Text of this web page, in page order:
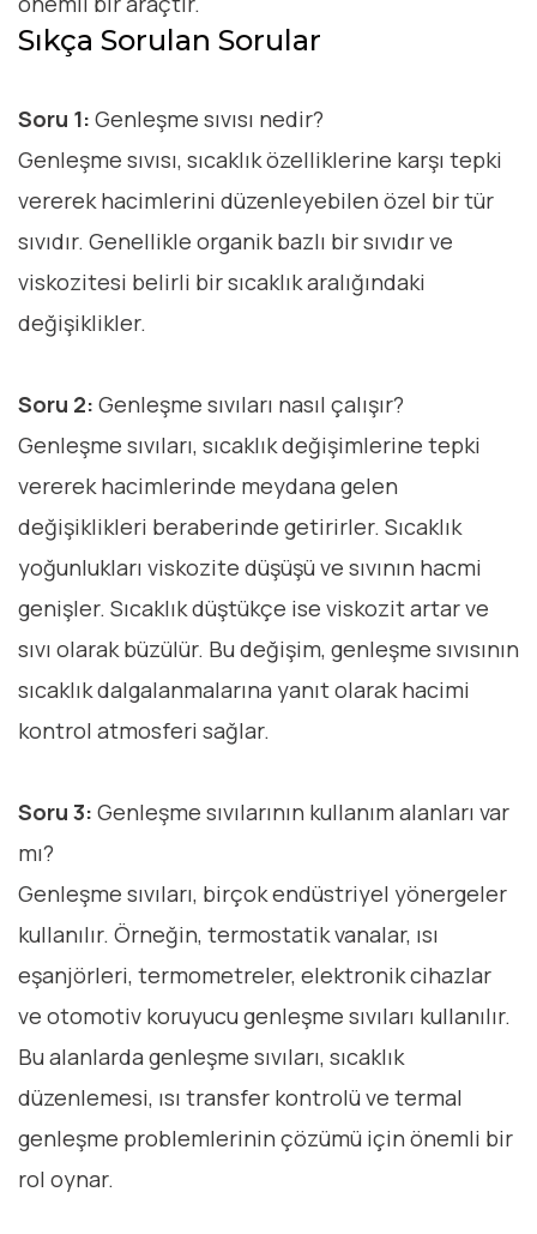
Sıkça Sorulan Sorular
Soru 1: Genleşme sıvısı nedir?
Genleşme sıvısı, sıcaklık özelliklerine karşı tepki
vererek hacimlerini düzenleyebilen özel bir tür
sıvıdır. Genellikle organik bazlı bir sıvıdır ve
viskozitesi belirli bir sıcaklık aralığındaki
değişiklikler.
Soru 2: Genleşme sıvıları nasıl çalışır?
Genleşme sıvıları, sıcaklık değişimlerine tepki
vererek hacimlerinde meydana gelen
değişiklikleri beraberinde getirirler. Sıcaklık
yoğunlukları viskozite düşüşü ve sıvının hacmi
genişler. Sıcaklık düştükçe ise viskozit artar ve
sıvı olarak büzülür. Bu değişim, genleşme sıvısının
sıcaklık dalgalanmalarına yanıt olarak hacimi
kontrol atmosferi sağlar.
Soru 3: Genleşme sıvılarının kullanım alanları var
mı?
Genleşme sıvıları, birçok endüstriyel yönergeler
kullanılır. Örneğin, termostatik vanalar, ısı
eşanjörleri, termometreler, elektronik cihazlar
ve otomotiv koruyucu genleşme sıvıları kullanılır.
Bu alanlarda genleşme sıvıları, sıcaklık
düzenlemesi, ısı transfer kontrolü ve termal
genleşme problemlerinin çözümü için önemli bir
rol oynar.